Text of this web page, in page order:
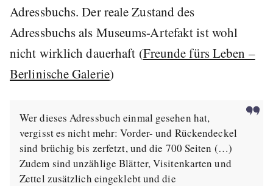
Adressbuchs. Der reale Zustand des
Adressbuchs als Museums-Artefakt ist wohl
nicht wirklich dauerhaft (Freunde fürs Leben –
Berlinische Galerie)
Wer dieses Adressbuch einmal gesehen hat,
vergisst es nicht mehr: Vorder- und Rückendeckel
sind brüchig bis zerfetzt, und die 700 Seiten (…)
Zudem sind unzählige Blätter, Visitenkarten und
Zettel zusätzlich eingeklebt und die